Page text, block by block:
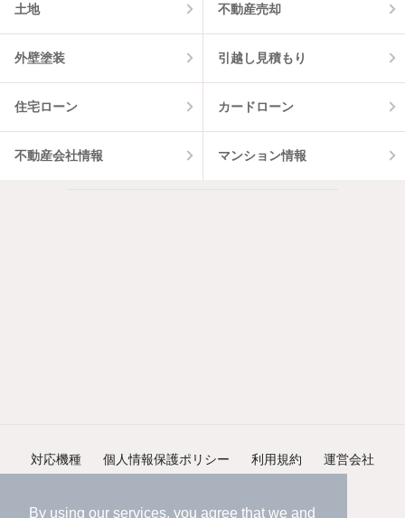
By using our services, you agree that we and
土地 不動産売却
外壁塗装 引越し見積もり
住宅ローン カードローン
不動産会社情報 マンション情報
対応機種 個人情報保護ポリシー 利用規約 運営会社